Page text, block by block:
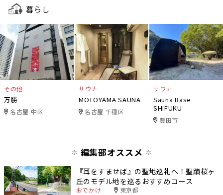
暮らし
その他
万勝
名古屋 中区
サウナ
MOTOYAMA SAUNA
名古屋 千種区
サウナ
Sauna Base
SHIFUKU
豊田市
編集部オススメ
『耳をすませば』の聖地巡礼へ！聖蹟桜ヶ
丘のモデル地を巡るおすすめコース
おでかけ 東京都